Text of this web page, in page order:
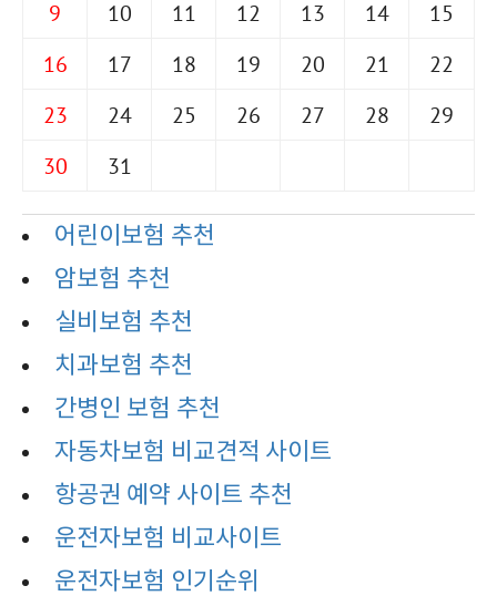
9
10 11 12 13 14
15
16
17 18 19 20 21
22
23
24 25 26 27 28
29
30
31
어린이보험 추천
암보험 추천
실비보험 추천
치과보험 추천
간병인 보험 추천
자동차보험 비교견적 사이트
항공권 예약 사이트 추천
운전자보험 비교사이트
운전자보험 인기순위